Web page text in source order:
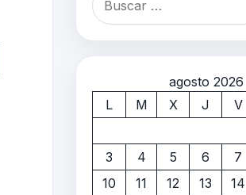
agosto 2026
L
M X J V
3
4 5 6 7
10
11 12 13 14